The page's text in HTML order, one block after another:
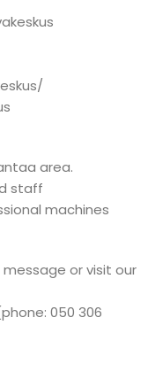
area.
staff
machines
or visit our
050 306